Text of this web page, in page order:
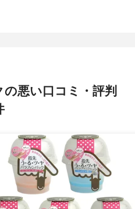
悪い口コミ・評判